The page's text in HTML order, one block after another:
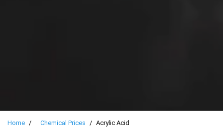
Home Chemical Prices Acrylic Acid